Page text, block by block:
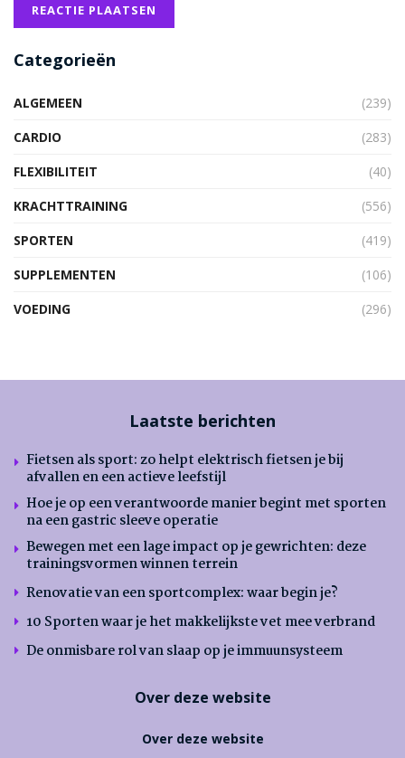
Categorieën
ALGEMEEN
(239)
CARDIO
(283)
FLEXIBILITEIT
(40)
KRACHTTRAINING
(556)
SPORTEN
(419)
SUPPLEMENTEN
(106)
VOEDING
(296)
Laatste berichten
Fietsen als sport: zo helpt elektrisch fietsen je bij
afvallen en een actieve leefstijl
Hoe je op een verantwoorde manier begint met sporten
na een gastric sleeve operatie
Bewegen met een lage impact op je gewrichten: deze
trainingsvormen winnen terrein
Renovatie van een sportcomplex: waar begin je?
10 Sporten waar je het makkelijkste vet mee verbrand
De onmisbare rol van slaap op je immuunsysteem
Over deze website
Over deze website